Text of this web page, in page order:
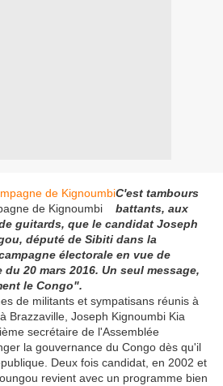
de Kignoumbi
C'est tambours
battants, aux
guitards, que le candidat Joseph
député de Sibiti dans la
électorale en vue de
20 mars 2016. Un seul message,
le Congo".
de militants et sympatisans réunis à
Brazzaville, Joseph Kignoumbi Kia
secrétaire de l'Assemblée
la gouvernance du Congo dès qu'il
Deux fois candidat, en 2002 et
revient avec un programme bien